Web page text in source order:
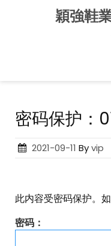
穎強鞋
密码保护：
Posted
2021-09-11 Byvip
此内容受密码保护。
密码：